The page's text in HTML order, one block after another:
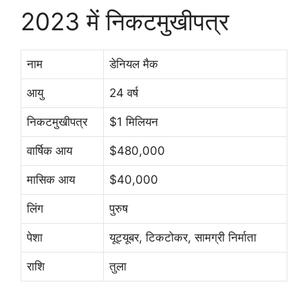
2023 में निकटमुखीपत्र
नाम डेनियल मैक
आयु 24 वर्ष
निकटमुखीपत्र $1 मिलियन
वार्षिक आय $480,000
मासिक आय $40,000
लिंग पुरुष
पेशा यूट्यूबर, टिकटोकर, सामग्री निर्माता
राशि तुला